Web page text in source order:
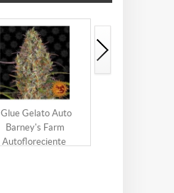
Glue Gelato Auto
Barney's Farm
Autofloreciente